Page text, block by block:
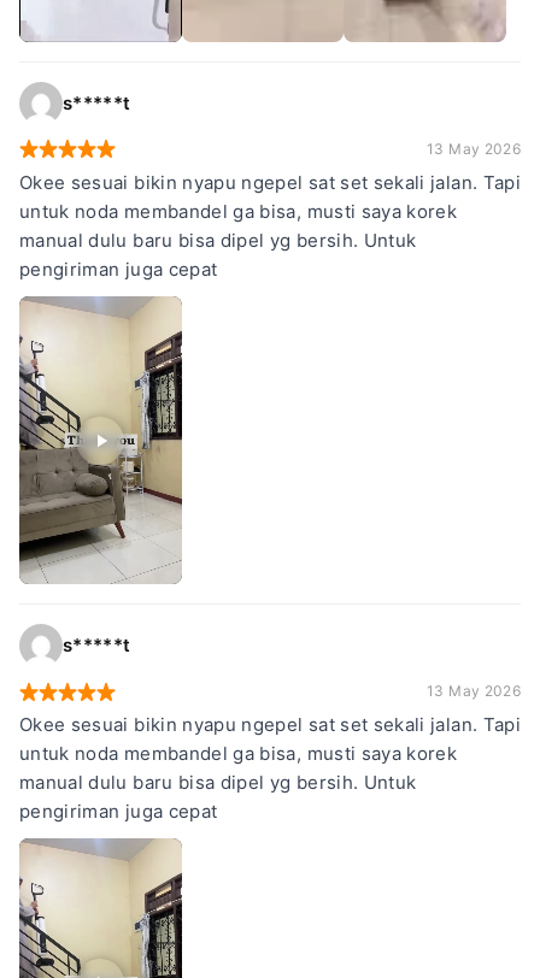
s*****t
13 May 2026
Okee sesuai bikin nyapu ngepel sat set sekali jalan. Tapi
untuk noda membandel ga bisa, musti saya korek
manual dulu baru bisa dipel yg bersih. Untuk
pengiriman juga cepat
s*****t
13 May 2026
Okee sesuai bikin nyapu ngepel sat set sekali jalan. Tapi
untuk noda membandel ga bisa, musti saya korek
manual dulu baru bisa dipel yg bersih. Untuk
pengiriman juga cepat